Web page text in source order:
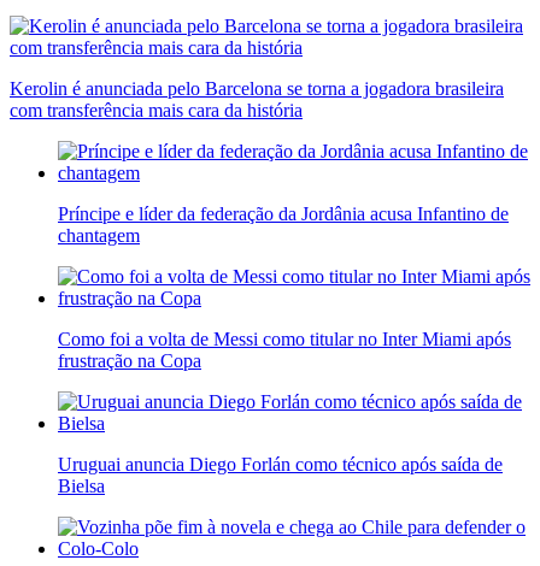
Kerolin é anunciada pelo Barcelona se torna a jogadora brasileira
com transferência mais cara da história
Príncipe e líder da federação da Jordânia acusa Infantino de
chantagem
Como foi a volta de Messi como titular no Inter Miami após
frustração na Copa
Uruguai anuncia Diego Forlán como técnico após saída de
Bielsa